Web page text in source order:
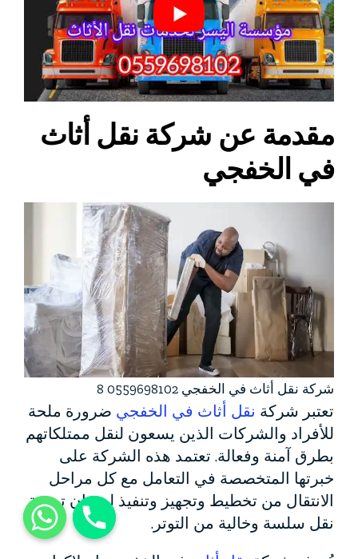
مقدمة عن شركة نقل أثاث
في الخفجي
شركة نقل أثاث في الخفجي 0559698102 8
تعتبر شركة نقل أثاث في الخفجي ضرورة ملحة
للأفراد والشركات الذين يسعون لنقل ممتلكاتهم
بطرق آمنة وفعالة. تعتمد هذه الشركة على
خبرتها المتخصصة في التعامل مع كل مراحل
الانتقال من تخطيط وتجهيز وتنفيذ لضمان تجربة
نقل سلسة وخالية من التوتر.